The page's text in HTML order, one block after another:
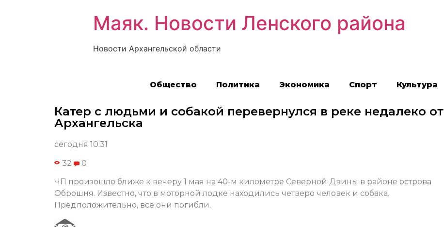
Маяк. Новости Ленского района
Новости Архангельской области
Общество Политика Экономика Спорт Культура
Катер с людьми и собакой перевернулся в реке недалеко от
Архангельска
сегодня 10:31
32 0
ЧП произошло ближе к вечеру 1 мая на 40-м километре Северной Двины в районе острова
Оброшня. Известно, что в моторной лодке находились четверо человек и собака.
Предположительно, все они погибли.